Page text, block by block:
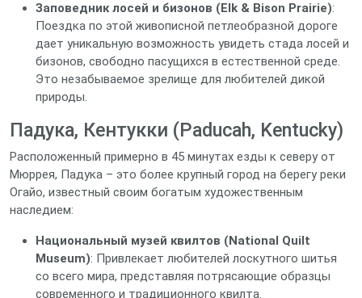
Заповедник лосей и бизонов (Elk & Bison Prairie):
Поездка по этой живописной петлеобразной дороге
дает уникальную возможность увидеть стада лосей и
бизонов, свободно пасущихся в естественной среде.
Это незабываемое зрелище для любителей дикой
природы.
Падука, Кентукки (Paducah, Kentucky)
Расположенный примерно в 45 минутах езды к северу от
Мюррея, Падука – это более крупный город на берегу реки
Огайо, известный своим богатым художественным
наследием:
Национальный музей квилтов (National Quilt
Museum): Привлекает любителей лоскутного шитья
со всего мира, представляя потрясающие образцы
современного и традиционного квилта.